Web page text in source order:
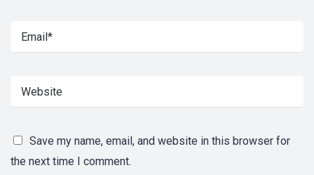
Save my name, email, and website in this browser for
the next time I comment.